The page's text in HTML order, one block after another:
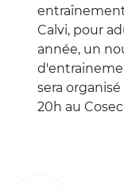
Calvi, pour
année, un
sera
20h au